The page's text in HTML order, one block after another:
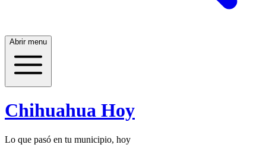
Abrir menu
Chihuahua Hoy
Lo que pasó en tu municipio, hoy